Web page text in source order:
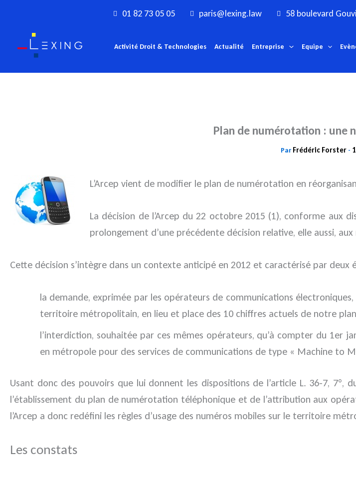
contenu
01 82 73 05 05 paris@lexing.law 58 boulevard
Activité Droit & Technologies Actualité Entreprise Equipe
Plan de numérotation : une
Par Frédéric Forster -
L’Arcep vient de modifier le plan de numérotation en
La décision de l’Arcep du 22 octobre 2015 (1), conforme aux
prolongement d’une précédente décision relative, elle aussi,
Cette décision s’intègre dans un contexte anticipé en 2012 et caractérisé par deux
la demande, exprimée par les opérateurs de communications
territoire métropolitain, en lieu et place des 10 chiffres actuels de notre
l’interdiction, souhaitée par ces mêmes opérateurs, qu’à compter du 1er
en métropole pour des services de communications de type « Machine to
Usant donc des pouvoirs que lui donnent les dispositions de l’article L. 36-7,
l’établissement du plan de numérotation téléphonique et de l’attribution aux
l’Arcep a donc redéfini les règles d’usage des numéros mobiles sur le territoire
Les constats